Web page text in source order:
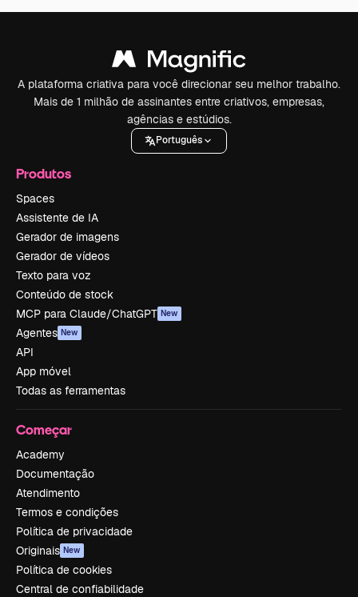
A plataforma criativa para você direcionar seu melhor trabalho.
Mais de 1 milhão de assinantes entre criativos, empresas,
agências e estúdios.
Português
Produtos
Spaces
Assistente de IA
Gerador de imagens
Gerador de vídeos
Texto para voz
Conteúdo de stock
MCP para Claude/ChatGPT New
Agentes New
API
App móvel
Todas as ferramentas
Começar
Academy
Documentação
Atendimento
Termos e condições
Política de privacidade
Originais New
Política de cookies
Central de confiabilidade